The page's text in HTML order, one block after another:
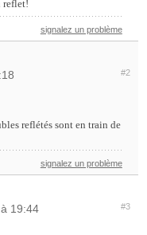
reflet!
signalez un problème
#2
reflétés sont en train de
signalez un problème
19:44 #3